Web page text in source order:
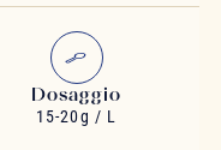
Dosaggio
15-20g / L